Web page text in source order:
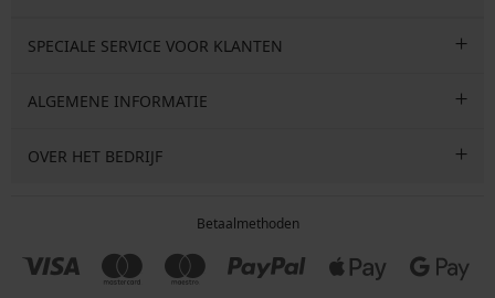
SPECIALE SERVICE VOOR KLANTEN
ALGEMENE INFORMATIE
OVER HET BEDRIJF
Betaalmethoden